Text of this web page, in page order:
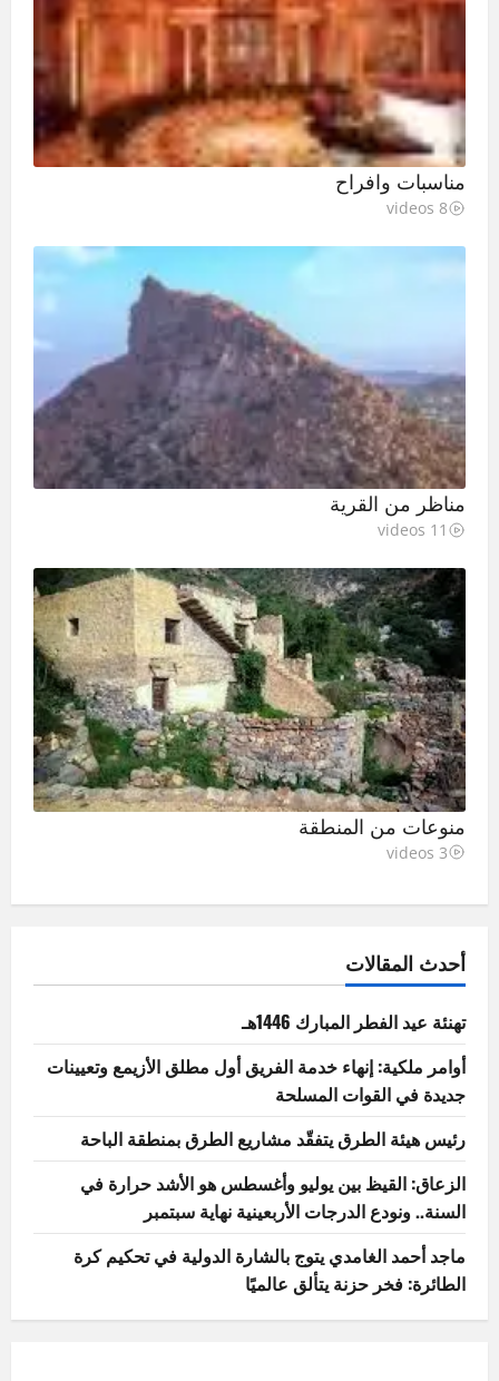
مناسبات وافراح
8 videos
مناظر من القرية
11 videos
منوعات من المنطقة
3 videos
أحدث المقالات
تهنئة عيد الفطر المبارك 1446هـ
أوامر ملكية: إنهاء خدمة الفريق أول مطلق الأزيمع وتعيينات
جديدة في القوات المسلحة
رئيس هيئة الطرق يتفقّد مشاريع الطرق بمنطقة الباحة
الزعاق: القيظ بين يوليو وأغسطس هو الأشد حرارة في
السنة.. ونودع الدرجات الأربعينية نهاية سبتمبر
ماجد أحمد الغامدي يتوج بالشارة الدولية في تحكيم كرة
الطائرة: فخر حزنة يتألق عالميًا